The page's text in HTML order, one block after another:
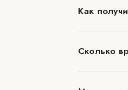
Как
Сколько